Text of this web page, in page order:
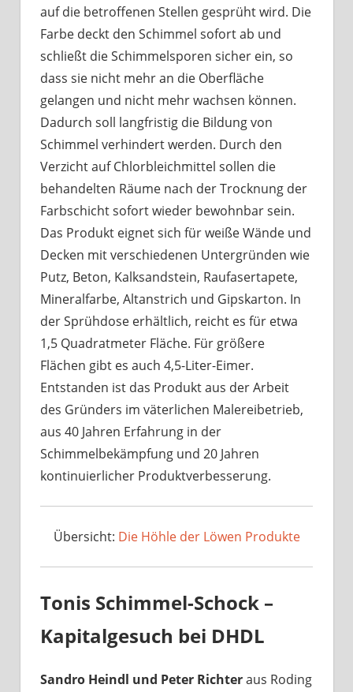
auf die betroffenen Stellen gesprüht wird. Die
Farbe deckt den Schimmel sofort ab und
schließt die Schimmelsporen sicher ein, so
dass sie nicht mehr an die Oberfläche
gelangen und nicht mehr wachsen können.
Dadurch soll langfristig die Bildung von
Schimmel verhindert werden. Durch den
Verzicht auf Chlorbleichmittel sollen die
behandelten Räume nach der Trocknung der
Farbschicht sofort wieder bewohnbar sein.
Das Produkt eignet sich für weiße Wände und
Decken mit verschiedenen Untergründen wie
Putz, Beton, Kalksandstein, Raufasertapete,
Mineralfarbe, Altanstrich und Gipskarton. In
der Sprühdose erhältlich, reicht es für etwa
1,5 Quadratmeter Fläche. Für größere
Flächen gibt es auch 4,5-Liter-Eimer.
Entstanden ist das Produkt aus der Arbeit
des Gründers im väterlichen Malereibetrieb,
aus 40 Jahren Erfahrung in der
Schimmelbekämpfung und 20 Jahren
kontinuierlicher Produktverbesserung.
Übersicht: Die Höhle der Löwen Produkte
Tonis Schimmel-Schock –
Kapitalgesuch bei DHDL
Sandro Heindl und Peter Richteraus Roding